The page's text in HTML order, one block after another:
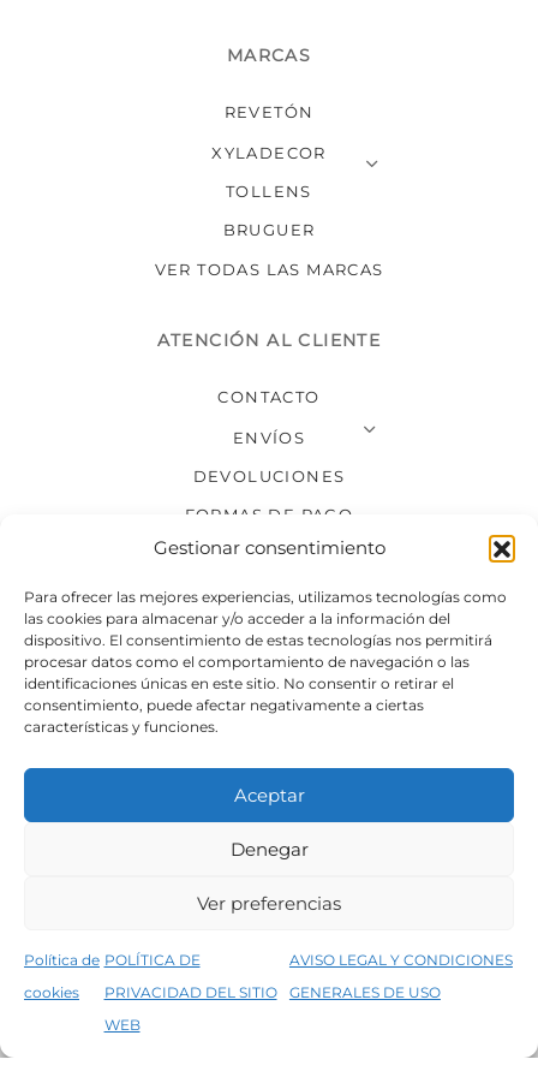
Gestionar consentimiento
Para ofrecer las mejores experiencias, utilizamos tecnologías como
las cookies para almacenar y/o acceder a la información del
dispositivo. El consentimiento de estas tecnologías nos permitirá
procesar datos como el comportamiento de navegación o las
identificaciones únicas en este sitio. No consentir o retirar el
consentimiento, puede afectar negativamente a ciertas
características y funciones.
Aceptar
Denegar
Ver preferencias
Política de
cookies
POLÍTICA DE
PRIVACIDAD DEL SITIO
WEB
AVISO LEGAL Y CONDICIONES
GENERALES DE USO
5% de descuento en tu primera compra, utiliza el código PRIMERACOMPRA
MARCAS
REVETÓN
XYLADECOR
TOLLENS
BRUGUER
VER TODAS LAS MARCAS
ATENCIÓN AL CLIENTE
CONTACTO
ENVÍOS
DEVOLUCIONES
FORMAS DE PAGO
SÍGUENOS
Condiciones generales de venta
Política de privacidad del sitio web
©2026 Decopintur- todos los derechos